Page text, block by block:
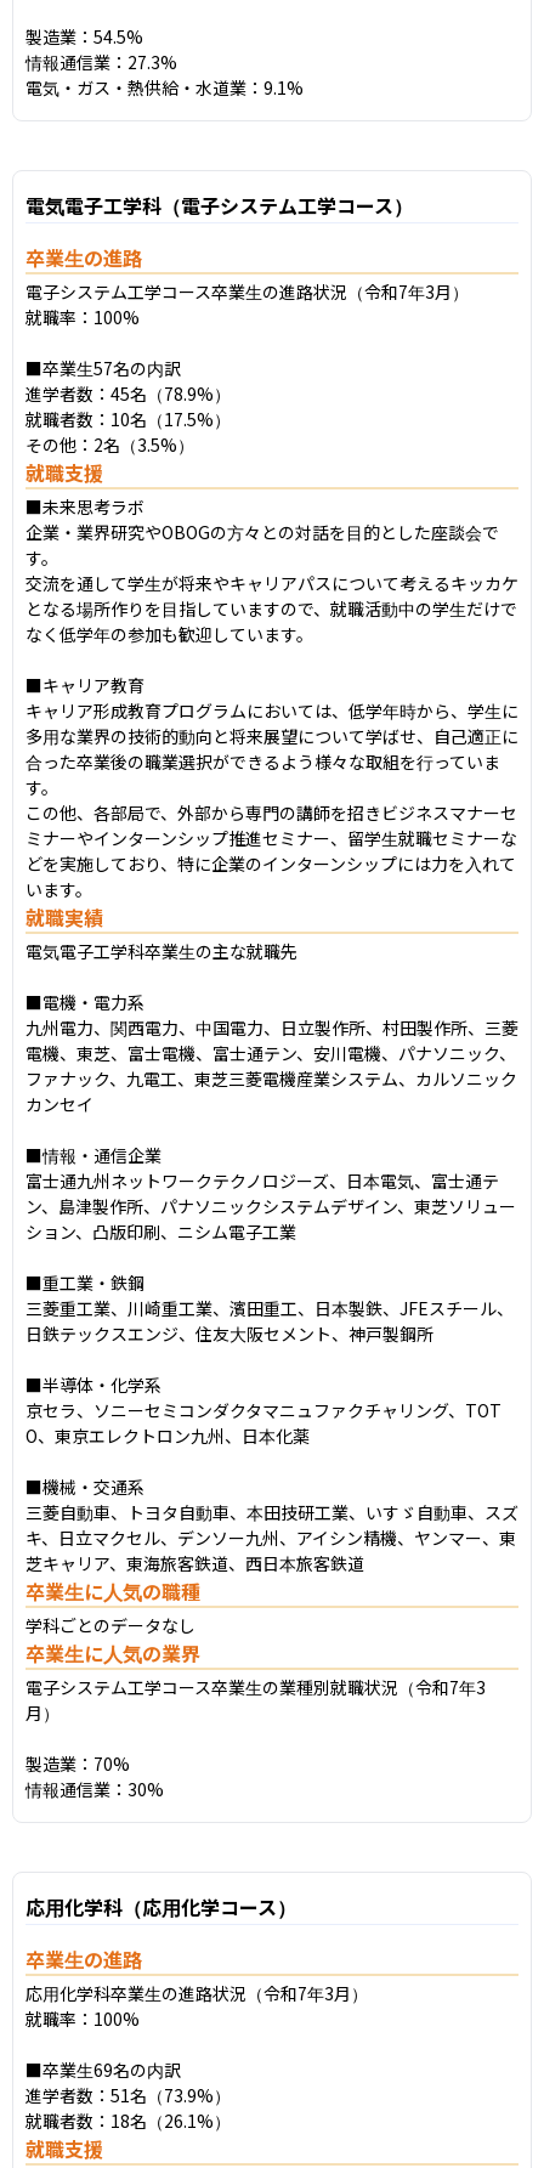
製造業：54.5%
情報通信業：27.3%
電気・ガス・熱供給・水道業：9.1%
電気電子工学科（電子システム工学コース）
卒業生の進路
電子システム工学コース卒業生の進路状況（令和7年3月）
就職率：100%
■卒業生57名の内訳
進学者数：45名（78.9%）
就職者数：10名（17.5%）
その他：2名（3.5%）
就職支援
■未来思考ラボ
企業・業界研究やOBOGの方々との対話を目的とした座談会で
す。
交流を通して学生が将来やキャリアパスについて考えるキッカケ
となる場所作りを目指していますので、就職活動中の学生だけで
なく低学年の参加も歓迎しています。
■キャリア教育
キャリア形成教育プログラムにおいては、低学年時から、学生に
多用な業界の技術的動向と将来展望について学ばせ、自己適正に
合った卒業後の職業選択ができるよう様々な取組を行っていま
す。
この他、各部局で、外部から専門の講師を招きビジネスマナーセ
ミナーやインターンシップ推進セミナー、留学生就職セミナーな
どを実施しており、特に企業のインターンシップには力を入れて
います。
就職実績
電気電子工学科卒業生の主な就職先
■電機・電力系
九州電力、関西電力、中国電力、日立製作所、村田製作所、三菱
電機、東芝、富士電機、富士通テン、安川電機、パナソニック、
ファナック、九電工、東芝三菱電機産業システム、カルソニック
カンセイ
■情報・通信企業
富士通九州ネットワークテクノロジーズ、日本電気、富士通テ
ン、島津製作所、パナソニックシステムデザイン、東芝ソリュー
ション、凸版印刷、ニシム電子工業
■重工業・鉄鋼
三菱重工業、川崎重工業、濱田重工、日本製鉄、JFEスチール、
日鉄テックスエンジ、住友大阪セメント、神戸製鋼所
■半導体・化学系
京セラ、ソニーセミコンダクタマニュファクチャリング、TOT
O、東京エレクトロン九州、日本化薬
■機械・交通系
三菱自動車、トヨタ自動車、本田技研工業、いすゞ自動車、スズ
キ、日立マクセル、デンソー九州、アイシン精機、ヤンマー、東
芝キャリア、東海旅客鉄道、西日本旅客鉄道
卒業生に人気の職種
学科ごとのデータなし
卒業生に人気の業界
電子システム工学コース卒業生の業種別就職状況（令和7年3
月）
製造業：70%
情報通信業：30%
応用化学科（応用化学コース）
卒業生の進路
応用化学科卒業生の進路状況（令和7年3月）
就職率：100%
■卒業生69名の内訳
進学者数：51名（73.9%）
就職者数：18名（26.1%）
就職支援